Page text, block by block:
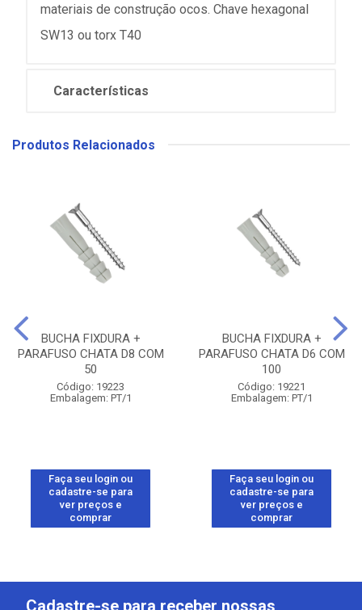
materiais de construção ocos. Chave hexagonal
SW13 ou torx T40
Características
Produtos Relacionados
BUCHA FIXDURA +
PARAFUSO CHATA D8 COM
50
Código: 19223
Embalagem: PT/1
Faça seu login ou
cadastre-se para
ver preços e
comprar
BUCHA FIXDURA +
PARAFUSO CHATA D6 COM
100
Código: 19221
Embalagem: PT/1
Faça seu login ou
cadastre-se para
ver preços e
comprar
Cadastre-se para receber nossas